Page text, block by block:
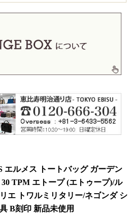
エルメス トートバッグ ガーデン
TPM エトープ (エトゥープ)/ル
エ トワルミリタリー/ネゴンダ シ
B刻印 新品未使用